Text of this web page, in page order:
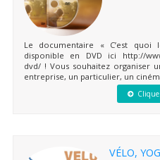
Le documentaire « C’est
disponible en DVD ici http://
dvd/ ! Vous souhaitez organiser
entreprise, un particulier, un
VÉLO,